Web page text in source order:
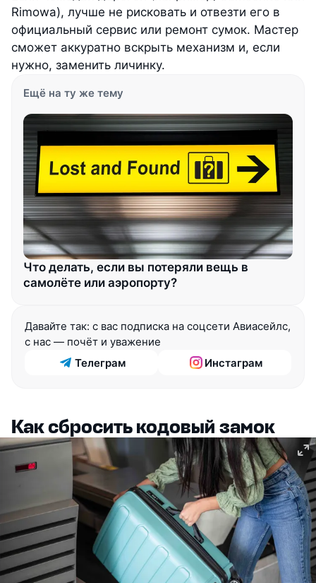
Rimowa), лучше не рисковать и отвезти его в
официальный сервис или ремонт сумок. Мастер
сможет аккуратно вскрыть механизм и, если
нужно, заменить личинку.
Ещё на ту же тему
Что делать, если вы потеряли вещь в
самолёте или аэропорту?
Давайте так: с вас подписка на соцсети Авиасейлс,
с нас — почёт и уважение
Телеграм
Инстаграм
Как сбросить кодовый замок